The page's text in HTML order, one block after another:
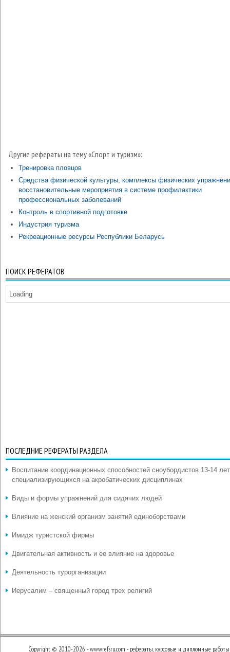
Другие рефераты на тему «Спорт и туризм»:
Тренировка пловцов
Средства физической культуры, комплексы физических
восстановительные мероприятия в системе профилактики
профессиональных заболеваний
Контроль в спортивной подготовке
Индустрия туризма
Рекреационные ресурсы Республики Беларусь
ПОИСК РЕФЕРАТОВ
Loading
ПОСЛЕДНИЕ РЕФЕРАТЫ РАЗДЕЛА
Воспитание координационных способностей сноубордистов 13-14
специализирующихся на акробатических дисциплинах
Виды и формы упражнений для сидячих людей
Влияние на женский организм занятий единоборствами
Имидж туристской фирмы
Двигательная активность и ее влияние на здоровье
Деятельность турорганизации
Иерусалим – священный город трех религий
Copyright © 2010-2026 - www.refsru.com - рефераты, курсовые и дипломные работы